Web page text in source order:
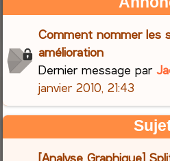
Comment nommer les
amélioration
Dernier message par
janvier 2010, 21:43
[Analyse Graphique]